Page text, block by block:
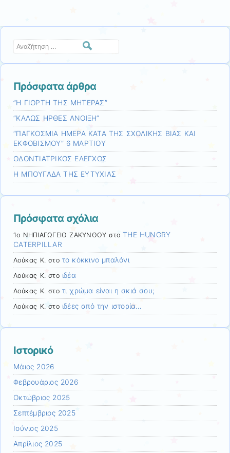
Αναζήτηση
Πρόσφατα άρθρα
”Η ΓΙΟΡΤΗ ΤΗΣ ΜΗΤΕΡΑΣ”
”ΚΑΛΩΣ ΗΡΘΕΣ ΑΝΟΙΞΗ”
“ΠΑΓΚΟΣΜΙΑ ΗΜΕΡΑ ΚΑΤΑ ΤΗΣ ΣΧΟΛΙΚΗΣ ΒΙΑΣ ΚΑΙ
ΕΚΦΟΒΙΣΜΟΥ” 6 ΜΑΡΤΙΟΥ
ΟΔΟΝΤΙΑΤΡΙΚΟΣ ΕΛΕΓΧΟΣ
Η ΜΠΟΥΓΑΔΑ ΤΗΣ ΕΥΤΥΧΙΑΣ
Πρόσφατα σχόλια
1ο ΝΗΠΙΑΓΩΓΕΙΟ ΖΑΚΥΝΘΟΥ στοTHE HUNGRY
CATERPILLAR
Λούκας Κ. στο το κόκκινο μπαλόνι
Λούκας Κ. στο ιδέα
Λούκας Κ. στο τι χρώμα είναι η σκιά σου;
Λούκας Κ. στο ιδέες από την ιστορία…
Ιστορικό
Μάιος 2026
Φεβρουάριος 2026
Οκτώβριος 2025
Σεπτέμβριος 2025
Ιούνιος 2025
Απρίλιος 2025